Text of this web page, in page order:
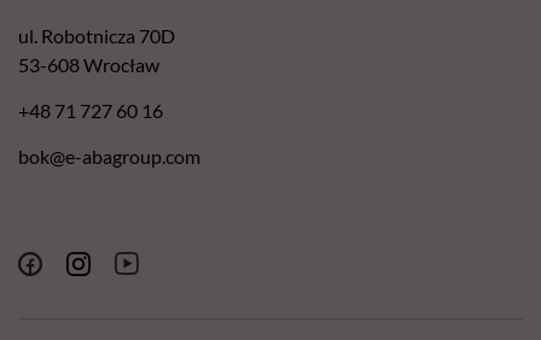
ul. Robotnicza 70D
53-608 Wrocław
+48 71 727 60 16
bok@e-abagroup.com